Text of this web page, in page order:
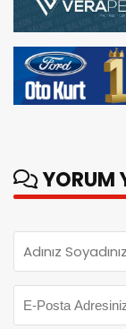
YORUM